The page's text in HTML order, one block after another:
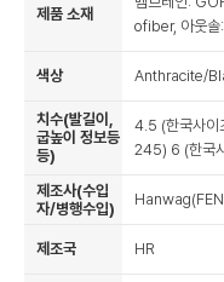
제품 소재
ofiber, 아웃
색상 Anthracite/
치수(발길이,
굽높이 정보등
등)
4.5 (한국사
245) 6 (한국
제조사(수입
자/병행수입)
제조국 HR